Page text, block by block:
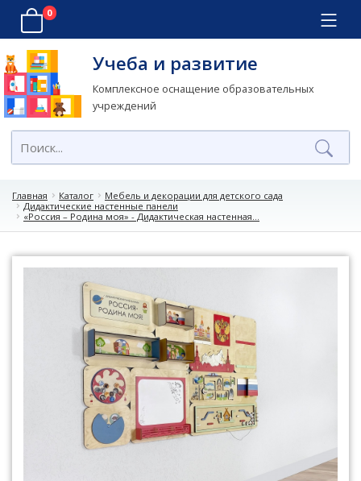
0
Учеба и развитие
Комплексное оснащение образовательных
учреждений
Главная Каталог
Мебель и декорации для детского сада
Дидактические настенные панели
«Россия – Родина моя» - Дидактическая настенная...